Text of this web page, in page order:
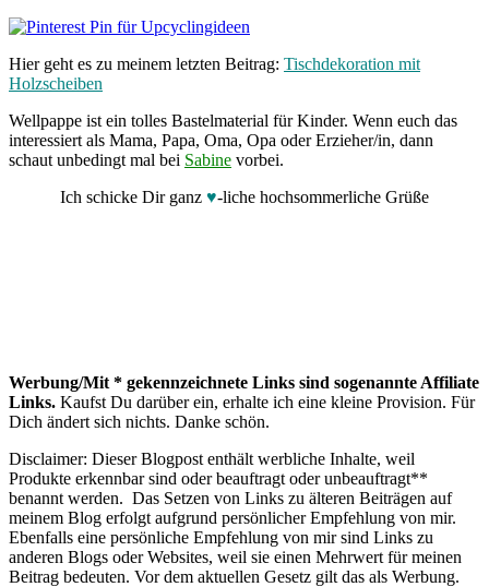
Hier geht es zu meinem letzten Beitrag: Tischdekoration mit
Holzscheiben
Wellpappe ist ein tolles Bastelmaterial für Kinder. Wenn euch das
interessiert als Mama, Papa, Oma, Opa oder Erzieher/in, dann
schaut unbedingt mal bei Sabine vorbei.
Ich schicke Dir ganz ♥-liche hochsommerliche Grüße
Werbung/Mit * gekennzeichnete Links sind sogenannte Affiliate
Links. Kaufst Du darüber ein, erhalte ich eine kleine Provision. Für
Dich ändert sich nichts. Danke schön.
Disclaimer: Dieser Blogpost enthält werbliche Inhalte, weil
Produkte erkennbar sind oder beauftragt oder unbeauftragt**
benannt werden. Das Setzen von Links zu älteren Beiträgen auf
meinem Blog erfolgt aufgrund persönlicher Empfehlung von mir.
Ebenfalls eine persönliche Empfehlung von mir sind Links zu
anderen Blogs oder Websites, weil sie einen Mehrwert für meinen
Beitrag bedeuten. Vor dem aktuellen Gesetz gilt das als Werbung.